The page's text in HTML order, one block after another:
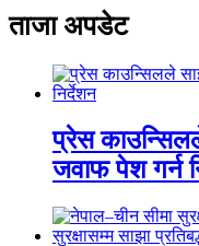
ताजा अपडेट
प्रेस
जवाफ पेश गर्न